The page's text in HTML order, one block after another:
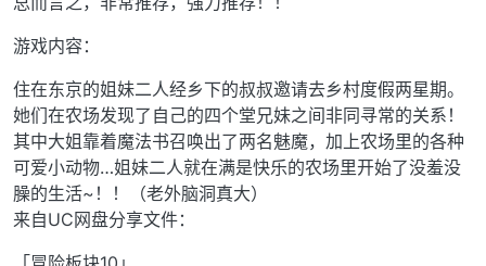
游戏内容：
住在东京的姐妹二人经乡下的叔叔邀请去乡村度假两星期。
她们在农场发现了自己的四个堂兄妹之间非同寻常的关系！
其中大姐靠着魔法书召唤出了两名魅魔，加上农场里的各种
可爱小动物…姐妹二人就在满是快乐的农场里开始了没羞没
臊的生活~！！（老外脑洞真大）
来自UC网盘分享文件：